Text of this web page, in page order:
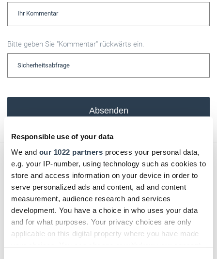
Responsible use of your data
We and our 1022 partners process your personal data,
e.g. your IP-number, using technology such as cookies to
store and access information on your device in order to
serve personalized ads and content, ad and content
measurement, audience research and services
development. You have a choice in who uses your data
and for what purposes. Your privacy choices are only
applicable on this digital property where you have made
Bitte geben Sie "Kommentar" rückwärts ein.
Absenden
Das könnte Sie auch interessieren: